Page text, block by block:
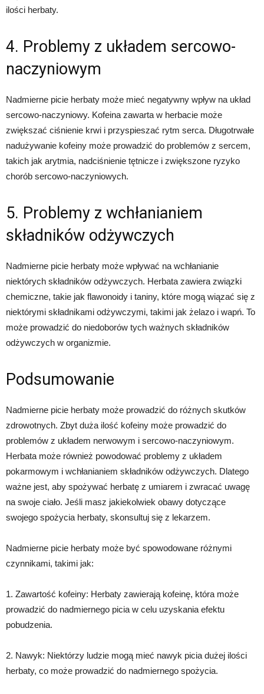
ilości herbaty.
4. Problemy z układem sercowo-
naczyniowym
Nadmierne picie herbaty może mieć negatywny wpływ na układ
sercowo-naczyniowy. Kofeina zawarta w herbacie może
zwiększać ciśnienie krwi i przyspieszać rytm serca. Długotrwałe
nadużywanie kofeiny może prowadzić do problemów z sercem,
takich jak arytmia, nadciśnienie tętnicze i zwiększone ryzyko
chorób sercowo-naczyniowych.
5. Problemy z wchłanianiem
składników odżywczych
Nadmierne picie herbaty może wpływać na wchłanianie
niektórych składników odżywczych. Herbata zawiera związki
chemiczne, takie jak flawonoidy i taniny, które mogą wiązać się z
niektórymi składnikami odżywczymi, takimi jak żelazo i wapń. To
może prowadzić do niedoborów tych ważnych składników
odżywczych w organizmie.
Podsumowanie
Nadmierne picie herbaty może prowadzić do różnych skutków
zdrowotnych. Zbyt duża ilość kofeiny może prowadzić do
problemów z układem nerwowym i sercowo-naczyniowym.
Herbata może również powodować problemy z układem
pokarmowym i wchłanianiem składników odżywczych. Dlatego
ważne jest, aby spożywać herbatę z umiarem i zwracać uwagę
na swoje ciało. Jeśli masz jakiekolwiek obawy dotyczące
swojego spożycia herbaty, skonsultuj się z lekarzem.
Nadmierne picie herbaty może być spowodowane różnymi
czynnikami, takimi jak:
1. Zawartość kofeiny: Herbaty zawierają kofeinę, która może
prowadzić do nadmiernego picia w celu uzyskania efektu
pobudzenia.
2. Nawyk: Niektórzy ludzie mogą mieć nawyk picia dużej ilości
herbaty, co może prowadzić do nadmiernego spożycia.